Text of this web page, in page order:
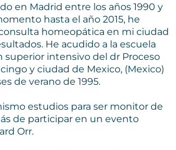
en Madrid entre los años 1990 y
hasta el año 2015, he
homeopática en mi ciudad
He acudido a la escuela
superior intensivo del dr Proceso
y ciudad de Mexico, (Mexico)
de verano de 1995.
estudios para ser monitor de
de participar en un evento
Orr.